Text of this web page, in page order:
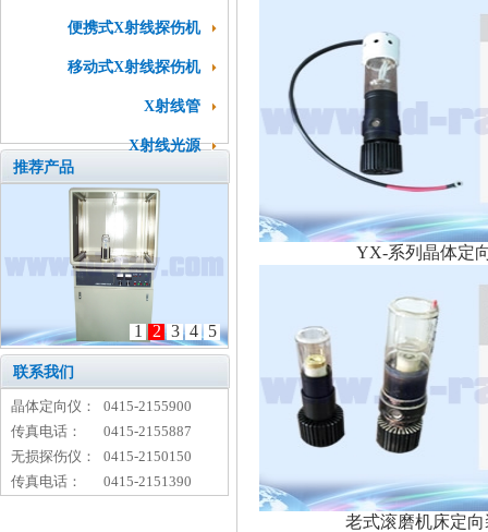
便携式X射线探伤机
移动式X射线探伤机
X射线管
X射线光源
推荐产品
1 2 3 4 5
联系我们
晶体定向仪：
0415-2155900
传真电话：
0415-2155887
无损探伤仪：
0415-2150150
传真电话：
0415-2151390
YX-系列晶体定
老式滚磨机床定